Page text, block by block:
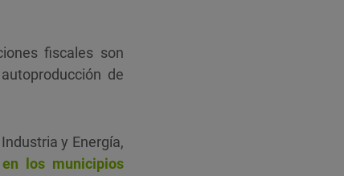
fiscales son
de
y Energía,
los municipios